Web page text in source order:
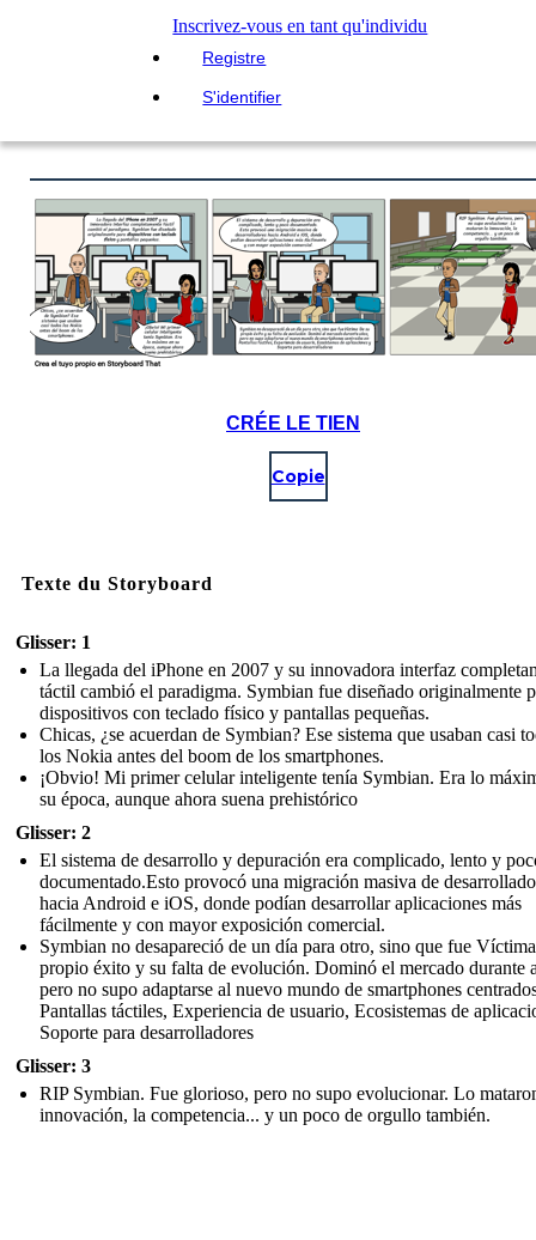
Inscrivez-vous en tant qu'individu
Registre
S'identifier
CRÉE LE TIEN
Copie
Texte du Storyboard
Glisser: 1
La llegada del iPhone en 2007 y su innovadora interfaz
táctil cambió el paradigma. Symbian fue diseñado originalmente
dispositivos con teclado físico y pantallas pequeñas.
Chicas, ¿se acuerdan de Symbian? Ese sistema que usaban casi
los Nokia antes del boom de los smartphones.
¡Obvio! Mi primer celular inteligente tenía Symbian. Era lo
su época, aunque ahora suena prehistórico
Glisser: 2
El sistema de desarrollo y depuración era complicado, lento y
documentado.Esto provocó una migración masiva de
hacia Android e iOS, donde podían desarrollar aplicaciones más
fácilmente y con mayor exposición comercial.
Symbian no desapareció de un día para otro, sino que fue
propio éxito y su falta de evolución. Dominó el mercado durante
pero no supo adaptarse al nuevo mundo de smartphones
Pantallas táctiles, Experiencia de usuario, Ecosistemas de
Soporte para desarrolladores
Glisser: 3
RIP Symbian. Fue glorioso, pero no supo evolucionar. Lo
innovación, la competencia... y un poco de orgullo también.